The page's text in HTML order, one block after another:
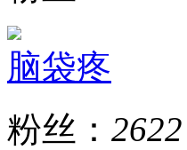
脑袋疼
粉丝： 2622